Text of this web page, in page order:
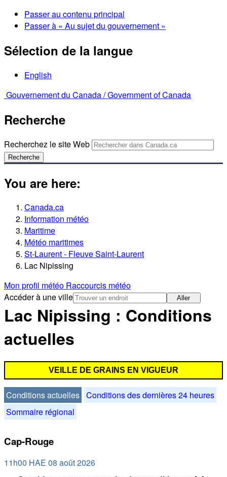
Passer au contenu principal
Passer à « Au sujet du gouvernement »
Sélection de la langue
English
Gouvernement du Canada /Government of Canada
Recherche
Recherchez le site Web
Recherche
You are here:
Canada.ca
Information météo
Maritime
Météo maritimes
St-Laurent - Fleuve Saint-Laurent
Lac Nipissing
Mon profil météo Raccourcis météo
Accéder à une ville
Aller
Lac Nipissing : Conditions
actuelles
VEILLE DE GRAINS EN VIGUEUR
Conditions actuelles Conditions des dernières 24 heures
Sommaire régional
Cap-Rouge
11h00 HAE 08 août 2026